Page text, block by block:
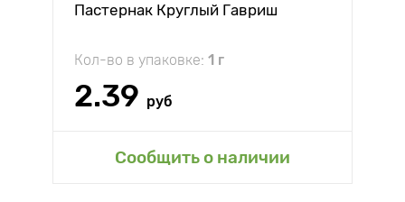
Пастернак Круглый Гавриш
Кол-во в упаковке: 1 г
2.39 руб
Сообщить о наличии